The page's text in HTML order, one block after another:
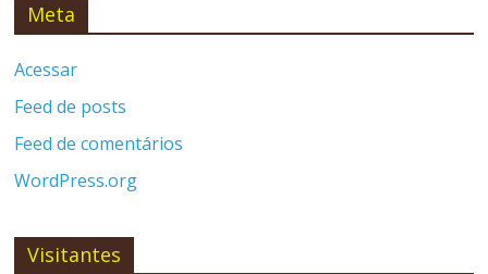
Meta
Acessar
Feed de posts
Feed de comentários
WordPress.org
Visitantes